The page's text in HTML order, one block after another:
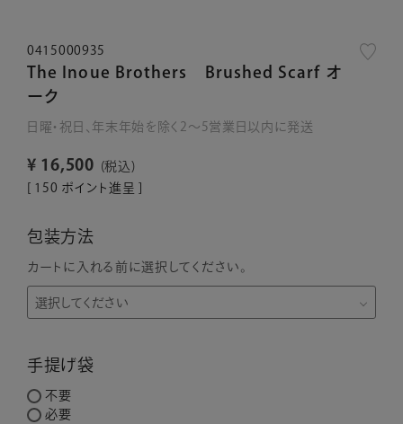
0415000935
The Inoue Brothers Brushed Scarf オ
ーク
日曜・祝日、年末年始を除く2～5営業日以内に発送
¥ 16,500
税込
150 ポイント進呈 ]
包装方法
カートに入れる前に選択してください。
手提げ袋
不要
必要